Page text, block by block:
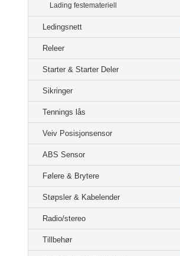
Lading festemateriell
Ledingsnett
Releer
Starter & Starter Deler
Sikringer
Tennings lås
Veiv Posisjonsensor
ABS Sensor
Følere & Brytere
Støpsler & Kabelender
Radio/stereo
Tillbehør